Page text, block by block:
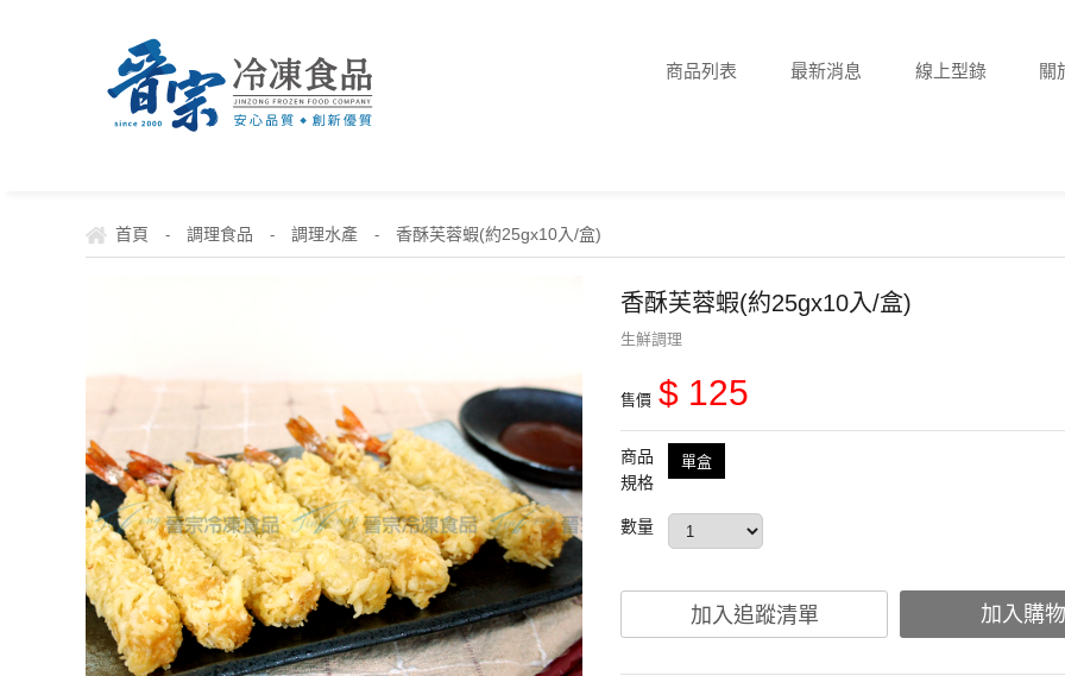
商品列表 最新消息 線上型錄 關
首頁 - 調理食品 - 調理水產 - 香酥芙蓉蝦(約25gx10入/盒)
香酥芙蓉蝦(約25gx10入/盒)
生鮮調理
售價 $ 125
商品
規格
單盒
數量
加入追蹤清單 加入購